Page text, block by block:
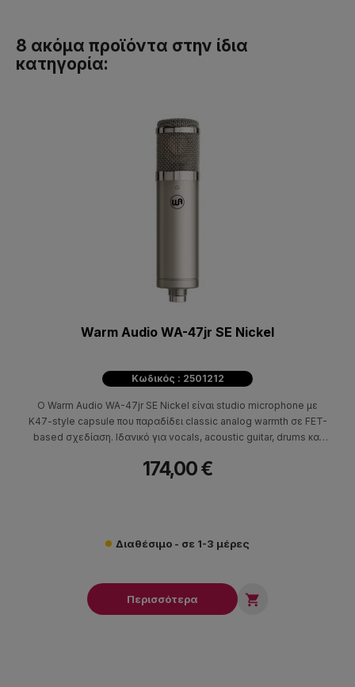
8 ακόμα προϊόντα στην ίδια
κατηγορία:
Warm Audio WA-47jr SE Nickel
Κωδικός : 2501212
Ο Warm Audio WA-47jr SE Nickel είναι studio microphone με
K47-style capsule που παραδίδει classic analog warmth σε FET-
based σχεδίαση. Ιδανικό για vocals, acoustic guitar, drums και
174,00 €
Διαθέσιμο - σε 1-3 μέρες
Περισσότερα 